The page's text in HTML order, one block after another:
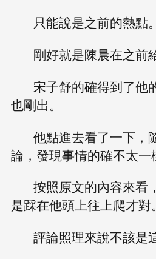
只能說是之前的熱點。
剛好就是陳晨在之前
宋子舒的確得到了他
也剛出。
他點進去看了一下，
論，發現事情的確不太一
按照原文的內容來看
是踩在他頭上往上爬才對。
評論照理來說不該是